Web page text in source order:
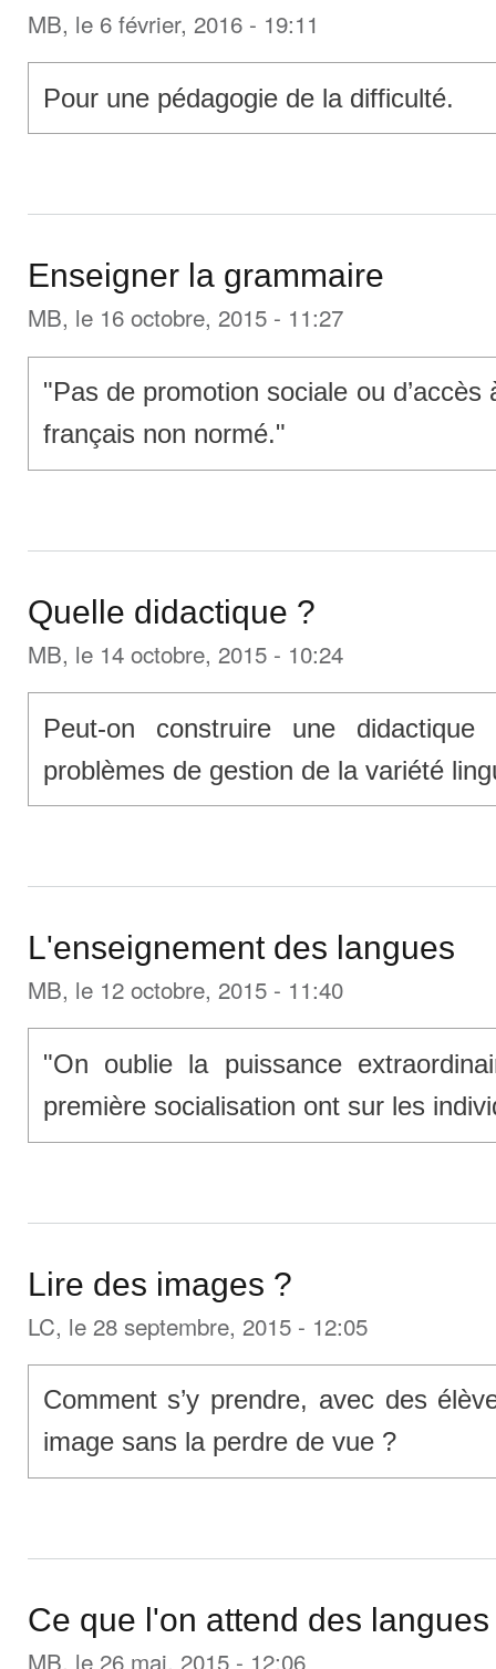
MB, le 6 février, 2016 - 19:11
Pour une pédagogie de la difficulté.
Enseigner la grammaire
MB, le 16 octobre, 2015 - 11:27
"Pas de promotion sociale ou d’accès
français non normé."
Quelle didactique ?
MB, le 14 octobre, 2015 - 10:24
Peut-on construire une
problèmes de gestion de la variété
L'enseignement des langues
MB, le 12 octobre, 2015 - 11:40
"On oublie la puissance
première socialisation ont sur les
Lire des images ?
LC, le 28 septembre, 2015 - 12:05
Comment s’y prendre, avec des
image sans la perdre de vue ?
Ce que l'on attend des langues
MB , le 26 mai, 2015 - 12:06